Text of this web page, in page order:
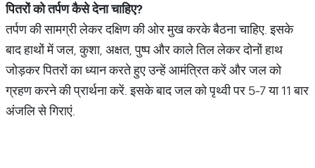
पितरों को तर्पण कैसे देना चाहिए?
तर्पण की सामग्री लेकर दक्षिण की ओर मुख करके बैठना चाहिए. इसके
बाद हाथों में जल, कुशा, अक्षत, पुष्प और काले तिल लेकर दोनों हाथ
जोड़कर पितरों का ध्यान करते हुए उन्हें आमंत्रित करें और जल को
ग्रहण करने की प्रार्थना करें. इसके बाद जल को पृथ्वी पर 5-7 या 11 बार
अंजलि से गिराएं.